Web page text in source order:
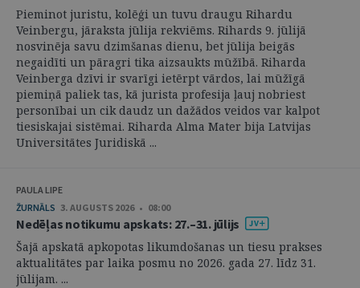
Pieminot juristu, kolēģi un tuvu draugu Rihardu
Veinbergu, jāraksta jūlija rekviēms. Rihards 9. jūlijā
nosvinēja savu dzimšanas dienu, bet jūlija beigās
negaidīti un pāragri tika aizsaukts mūžībā. Riharda
Veinberga dzīvi ir svarīgi ietērpt vārdos, lai mūžīgā
piemiņā paliek tas, kā jurista profesija ļauj nobriest
personībai un cik daudz un dažādos veidos var kalpot
tiesiskajai sistēmai. Riharda Alma Mater bija Latvijas
Universitātes Juridiskā ...
PAULA LIPE
ŽURNĀLS 3. AUGUSTS 2026 • 08:00
Nedēļas notikumu apskats: 27.–31. jūlijs
Šajā apskatā apkopotas likumdošanas un tiesu prakses
aktualitātes par laika posmu no 2026. gada 27. līdz 31.
jūlijam. ...